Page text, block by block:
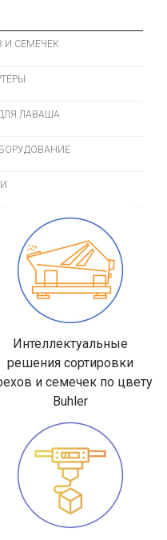
И СЕМЕЧЕК
ЛАВАША
Интеллектуальные
решения сортировки
и семечек по цвету
Buhler